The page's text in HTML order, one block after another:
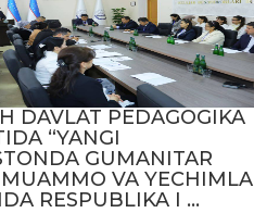
DAVLAT PEDAGOGIKA
“YANGI
GUMANITAR
VA
RESPUBLIKA I ...